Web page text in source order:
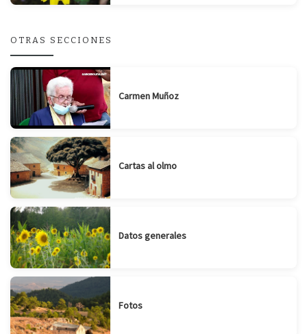
OTRAS SECCIONES
Carmen Muñoz
Cartas al olmo
Datos generales
Fotos